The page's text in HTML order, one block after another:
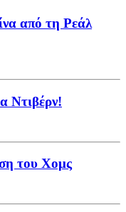
από τη Ρεάλ
Ντιβέρν!
του Χομς